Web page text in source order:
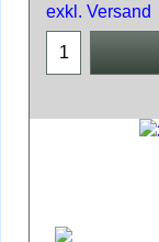
exkl. Versand